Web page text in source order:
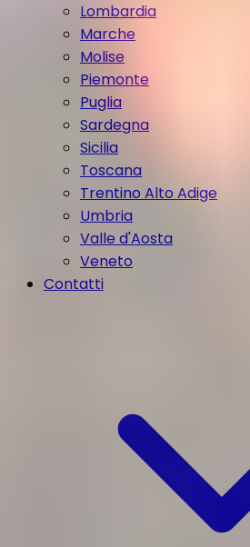
Lombardia
Marche
Molise
Piemonte
Puglia
Sardegna
Sicilia
Toscana
Trentino Alto Adige
Umbria
Valle d'Aosta
Veneto
Contatti